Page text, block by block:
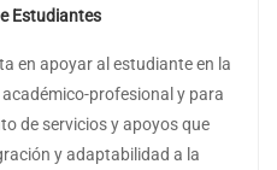
Estudiantes
en apoyar al estudiante en la
profesional y para
de servicios y apoyos que
y adaptabilidad a la